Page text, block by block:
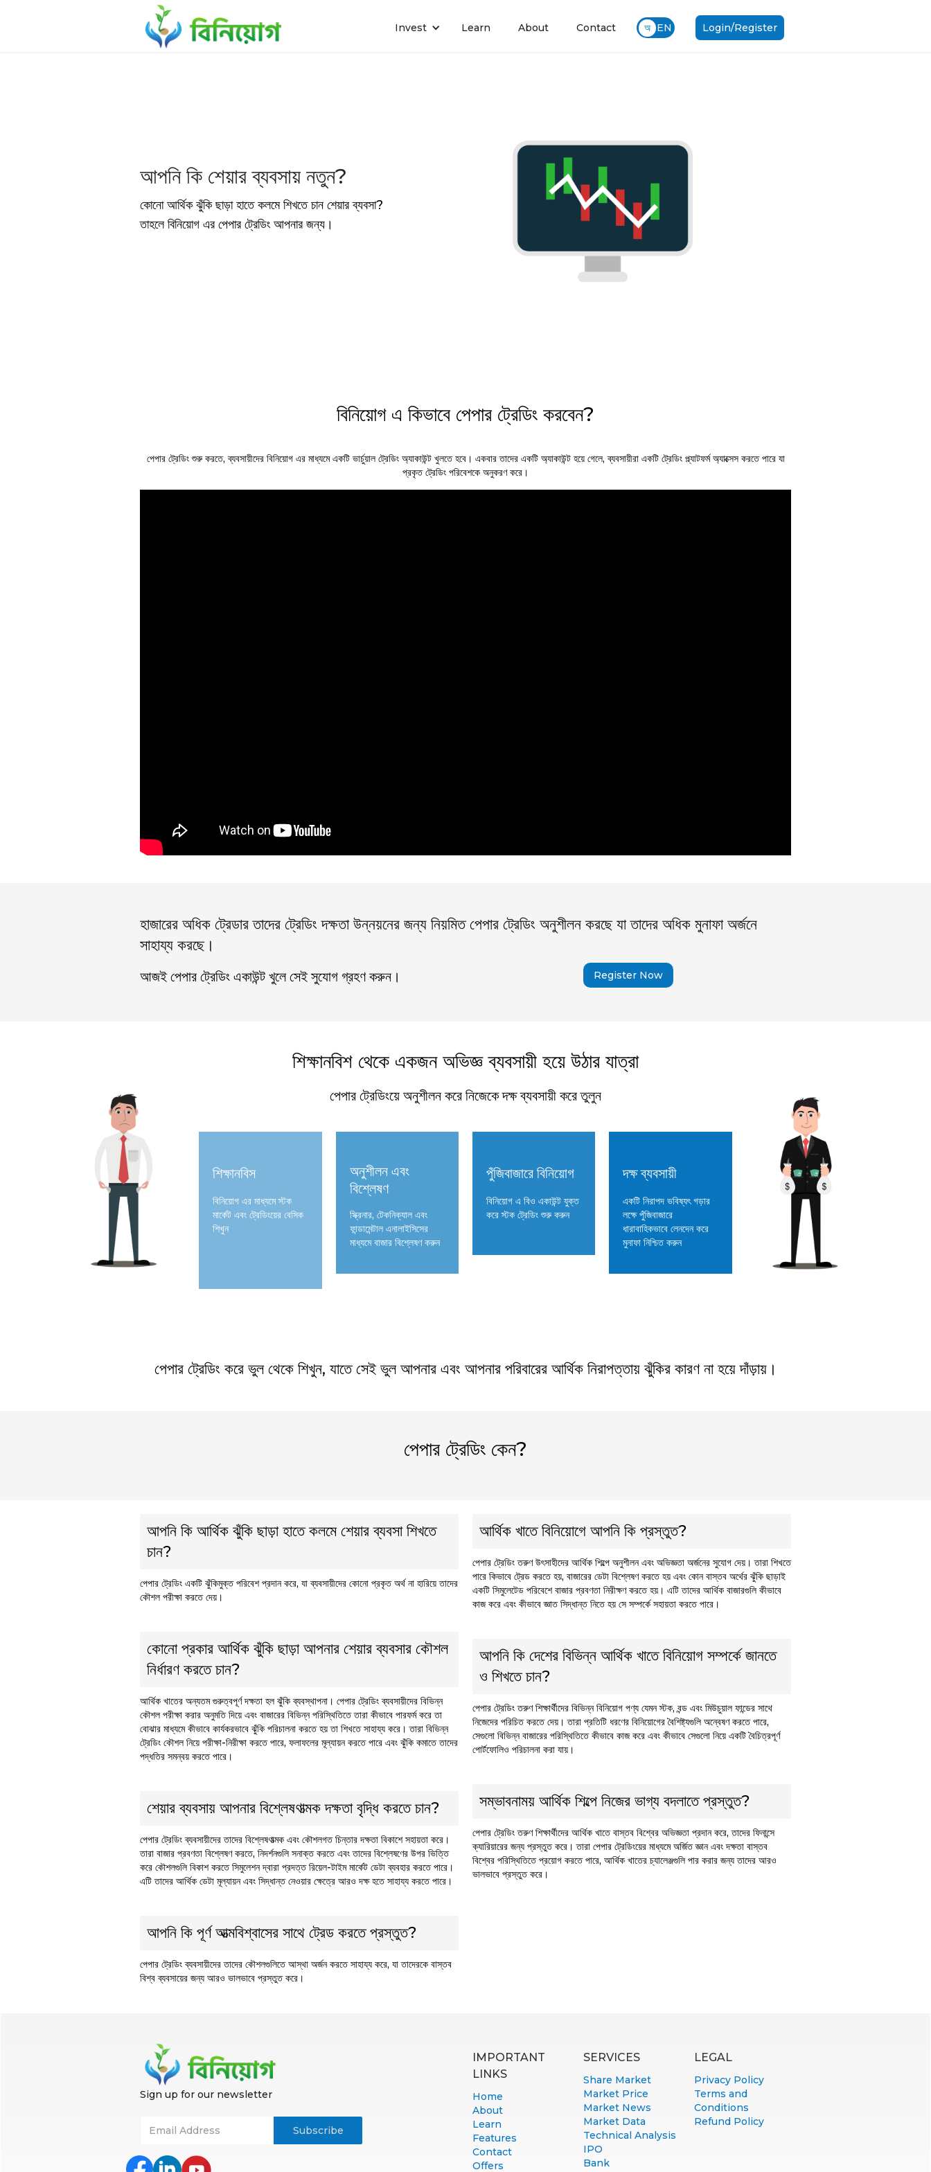
Invest Learn About Contact অ EN Login/Register
আপনি কি শেয়ার ব্যবসায় নতুন?
কোনো আর্থিক ঝুঁকি ছাড়া হাতে কলমে শিখতে চান শেয়ার ব্যবসা?
তাহলে বিনিয়োগ এর পেপার ট্রেডিং আপনার জন্য।
বিনিয়োগ এ কিভাবে পেপার ট্রেডিং করবেন?
পেপার ট্রেডিং শুরু করতে, ব্যবসায়ীদের বিনিয়োগ এর মাধ্যমে একটি ভার্চুয়াল ট্রেডিং অ্যাকাউন্ট খুলতে হবে। একবার তাদের একটি অ্যাকাউন্ট হয়ে গেলে, ব্যবসায়ীরা একটি ট্রেডিং প্ল্যাটফর্ম অ্যাক্সেস করতে পারে যা
প্রকৃত ট্রেডিং পরিবেশকে অনুকরণ করে।
হাজারের অধিক ট্রেডার তাদের ট্রেডিং দক্ষতা উন্নয়নের জন্য নিয়মিত পেপার ট্রেডিং অনুশীলন করছে যা তাদের অধিক মুনাফা অর্জনে
সাহায্য করছে।
আজই পেপার ট্রেডিং একাউন্ট খুলে সেই সুযোগ গ্রহণ করুন। Register Now
শিক্ষানবিশ থেকে একজন অভিজ্ঞ ব্যবসায়ী হয়ে উঠার যাত্রা
পেপার ট্রেডিংয়ে অনুশীলন করে নিজেকে দক্ষ ব্যবসায়ী করে তুলুন
শিক্ষানবিস
বিনিয়োগ এর মাধ্যমে স্টক
মার্কেট এবং ট্রেডিংয়ের বেসিক
শিখুন
অনুশীলন এবং
বিশ্লেষণ
স্ক্রিনার, টেকনিক্যাল এবং
ফান্ডামেন্টাল এনালাইসিসের
মাধ্যমে বাজার বিশ্লেষণ করুন
পুঁজিবাজারে বিনিয়োগ
বিনিয়োগ এ বিও একাউন্ট যুক্ত
করে স্টক ট্রেডিং শুরু করুন
দক্ষ ব্যবসায়ী
একটি নিরাপদ ভবিষ্যৎ গড়ার
লক্ষে পুঁজিবাজারে
ধারাবাহিকভাবে লেনদেন করে
মুনাফা নিশ্চিত করুন
পেপার ট্রেডিং করে ভুল থেকে শিখুন, যাতে সেই ভুল আপনার এবং আপনার পরিবারের আর্থিক নিরাপত্তায় ঝুঁকির কারণ না হয়ে দাঁড়ায়।
পেপার ট্রেডিং কেন?
আপনি কি আর্থিক ঝুঁকি ছাড়া হাতে কলমে শেয়ার ব্যবসা শিখতে
চান?
পেপার ট্রেডিং একটি ঝুঁকিমুক্ত পরিবেশ প্রদান করে, যা ব্যবসায়ীদের কোনো প্রকৃত অর্থ না হারিয়ে তাদের
কৌশল পরীক্ষা করতে দেয়।
কোনো প্রকার আর্থিক ঝুঁকি ছাড়া আপনার শেয়ার ব্যবসার কৌশল
নির্ধারণ করতে চান?
আর্থিক খাতের অন্যতম গুরুত্বপূর্ণ দক্ষতা হল ঝুঁকি ব্যবস্থাপনা। পেপার ট্রেডিং ব্যবসায়ীদের বিভিন্ন
কৌশল পরীক্ষা করার অনুমতি দিয়ে এবং বাজারের বিভিন্ন পরিস্থিতিতে তারা কীভাবে পারফর্ম করে তা
বোঝার মাধ্যমে কীভাবে কার্যকরভাবে ঝুঁকি পরিচালনা করতে হয় তা শিখতে সাহায্য করে। তারা বিভিন্ন
ট্রেডিং কৌশল নিয়ে পরীক্ষা-নিরীক্ষা করতে পারে, ফলাফলের মূল্যায়ন করতে পারে এবং ঝুঁকি কমাতে তাদের
পদ্ধতির সমন্বয় করতে পারে।
শেয়ার ব্যবসায় আপনার বিশ্লেষণাত্মক দক্ষতা বৃদ্ধি করতে চান?
পেপার ট্রেডিং ব্যবসায়ীদের তাদের বিশ্লেষণাত্মক এবং কৌশলগত চিন্তার দক্ষতা বিকাশে সহায়তা করে।
তারা বাজার প্রবণতা বিশ্লেষণ করতে, নিদর্শনগুলি সনাক্ত করতে এবং তাদের বিশ্লেষণের উপর ভিত্তি
করে কৌশলগুলি বিকাশ করতে সিমুলেশন দ্বারা প্রদত্ত রিয়েল-টাইম মার্কেট ডেটা ব্যবহার করতে পারে।
এটি তাদের আর্থিক ডেটা মূল্যায়ন এবং সিদ্ধান্ত নেওয়ার ক্ষেত্রে আরও দক্ষ হতে সাহায্য করতে পারে।
আপনি কি পূর্ণ আত্মবিশ্বাসের সাথে ট্রেড করতে প্রস্তুত?
পেপার ট্রেডিং ব্যবসায়ীদের তাদের কৌশলগুলিতে আস্থা অর্জন করতে সাহায্য করে, যা তাদেরকে বাস্তব
বিশ্ব ব্যবসায়ের জন্য আরও ভালভাবে প্রস্তুত করে।
আর্থিক খাতে বিনিয়োগে আপনি কি প্রস্তুত?
পেপার ট্রেডিং তরুণ উৎসাহীদের আর্থিক শিল্পে অনুশীলন এবং অভিজ্ঞতা অর্জনের সুযোগ দেয়। তারা শিখতে
পারে কিভাবে ট্রেড করতে হয়, বাজারের ডেটা বিশ্লেষণ করতে হয় এবং কোন বাস্তব অর্থের ঝুঁকি ছাড়াই
একটি সিমুলেটেড পরিবেশে বাজার প্রবণতা নিরীক্ষণ করতে হয়। এটি তাদের আর্থিক বাজারগুলি কীভাবে
কাজ করে এবং কীভাবে জ্ঞাত সিদ্ধান্ত নিতে হয় সে সম্পর্কে সহায়তা করতে পারে।
আপনি কি দেশের বিভিন্ন আর্থিক খাতে বিনিয়োগ সম্পর্কে জানতে
ও শিখতে চান?
পেপার ট্রেডিং তরুণ শিক্ষার্থীদের বিভিন্ন বিনিয়োগ পণ্য যেমন স্টক, বন্ড এবং মিউচুয়াল ফান্ডের সাথে
নিজেদের পরিচিত করতে দেয়। তারা প্রতিটি ধরণের বিনিয়োগের বৈশিষ্ট্যগুলি অন্বেষণ করতে পারে,
সেগুলো বিভিন্ন বাজারের পরিস্থিতিতে কীভাবে কাজ করে এবং কীভাবে সেগুলো নিয়ে একটি বৈচিত্রপূর্ণ
পোর্টফোলিও পরিচালনা করা যায়।
সম্ভাবনাময় আর্থিক শিল্পে নিজের ভাগ্য বদলাতে প্রস্তুত?
পেপার ট্রেডিং তরুণ শিক্ষার্থীদের আর্থিক খাতে বাস্তব বিশ্বের অভিজ্ঞতা প্রদান করে, তাদের ফিনান্সে
ক্যারিয়ারের জন্য প্রস্তুত করে। তারা পেপার ট্রেডিংয়ের মাধ্যমে অর্জিত জ্ঞান এবং দক্ষতা বাস্তব
বিশ্বের পরিস্থিতিতে প্রয়োগ করতে পারে, আর্থিক খাতের চ্যালেঞ্জগুলি পার করার জন্য তাদের আরও
ভালভাবে প্রস্তুত করে।
Sign up for our newsletter
IMPORTANT
LINKS
Home
About
Learn
Features
Contact
Offers
SERVICES
Share Market
Market Price
Market News
Market Data
Technical Analysis
IPO
Bank
LEGAL
Privacy Policy
Terms and
Conditions
Refund Policy